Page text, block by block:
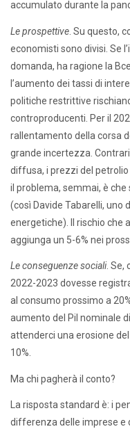
accumulato durante la
Le prospettive . Su questo,
economisti sono divisi. Se
domanda, ha ragione la
l’aumento dei tassi di
politiche restrittive
controproducenti. Per il
rallentamento della corsa
grande incertezza.
diffusa, i prezzi del
il problema, semmai, è che
(così Davide Tabarelli, uno
energetiche). Il rischio che
aggiunga un 5-6% nei
Le conseguenze sociali. Se,
2022-2023 dovesse
al consumo prossimo a
aumento del Pil nominale
attenderci una erosione
10%.
Ma chi pagherà il conto?
La risposta standard è: i
differenza delle imprese e